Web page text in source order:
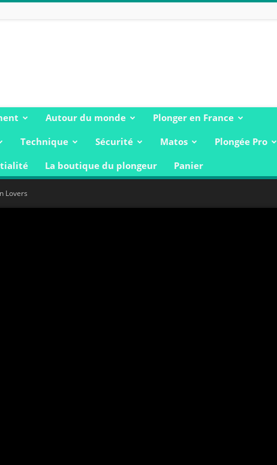
Autour du monde
Plonger en France
Technique Sécurité Matos
Plongée Pro
La boutique du plongeur Panier
Lovers